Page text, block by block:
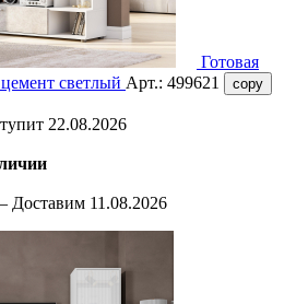
Готовая
светлый Арт.: 499621 copy
22.08.2026
Доставим 11.08.2026